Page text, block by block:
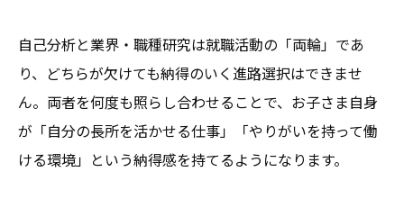
自己分析と業界・職種研究は就職活動の「両輪」であ
り、どちらが欠けても納得のいく進路選択はできませ
ん。両者を何度も照らし合わせることで、お子さま自身
が「自分の長所を活かせる仕事」「やりがいを持って働
ける環境」という納得感を持てるようになります。